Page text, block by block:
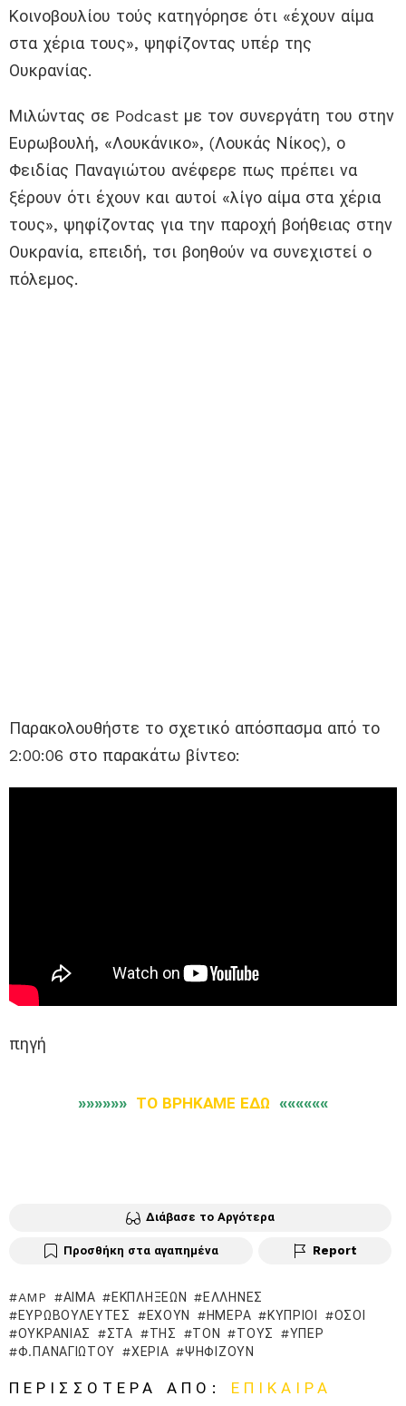
Κοινοβουλίου τούς κατηγόρησε ότι «έχουν αίμα
στα χέρια τους», ψηφίζοντας υπέρ της
Ουκρανίας.
Μιλώντας σε Podcast με τον συνεργάτη του στην
Ευρωβουλή, «Λουκάνικο», (Λουκάς Νίκος), ο
Φειδίας Παναγιώτου ανέφερε πως πρέπει να
ξέρουν ότι έχουν και αυτοί «λίγο αίμα στα χέρια
τους», ψηφίζοντας για την παροχή βοήθειας στην
Ουκρανία, επειδή, τσι βοηθούν να συνεχιστεί ο
πόλεμος.
Παρακολουθήστε το σχετικό απόσπασμα από το
2:00:06 στο παρακάτω βίντεο:
πηγή
»»»»»» ΤΟ ΒΡΗΚΑΜΕ ΕΔΩ ««««««
Διάβασε το Αργότερα
Προσθήκη στα αγαπημένα Report
AMP ΑΊΜΑ ΕΚΠΛΉΞΕΩΝ
ΈΛΛΗΝΕΣ
ΕΥΡΩΒΟΥΛΕΥΤΈΣ
ΈΧΟΥΝ ΗΜΈΡΑ ΚΎΠΡΙΟΙ
ΌΣΟΙ
ΟΥΚΡΑΝΊΑΣ
ΣΤΑ ΤΗΣ ΤΟΝ ΤΟΥΣ
ΥΠΈΡ
Φ.ΠΑΝΑΓΙΏΤΟΥ
ΧΈΡΙΑ ΨΗΦΊΖΟΥΝ
ΠΕΡΙΣΣΌΤΕΡΑ ΑΠΌ: ΕΠΊΚΑΙΡΑ